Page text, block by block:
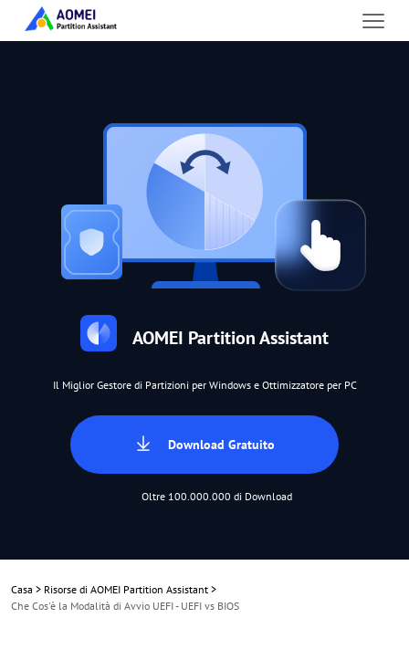
AOMEI Partition Assistant
Il Miglior Gestore di Partizioni per Windows e Ottimizzatore per PC
Download Gratuito
Oltre 100.000.000 di Download
Casa > Risorse di AOMEI Partition Assistant >
Che Cos'è la Modalità di Avvio UEFI - UEFI vs BIOS